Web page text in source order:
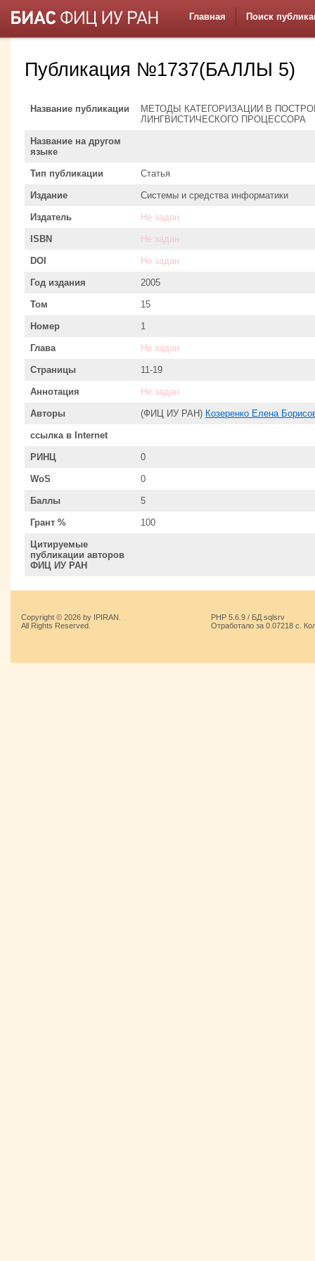
Главная Поиск
Публикация №1737(БАЛЛЫ 5)
Название публикации
МЕТОДЫ КАТЕГОРИЗАЦИИ В
ЛИНГВИСТИЧЕСКОГО ПРОЦЕССОРА
Название на другом
языке
Тип публикации Статья
Издание Системы и средства информатики
Издатель Не задан
ISBN Не задан
DOI Не задан
Год издания 2005
Том 15
Номер 1
Глава Не задан
Страницы 11-19
Аннотация Не задан
Авторы (ФИЦ ИУ РАН) Козеренко Елена
ссылка в Internet
РИНЦ 0
WoS 0
Баллы 5
Грант % 100
Цитируемые
публикации авторов
ФИЦ ИУ РАН
Copyright © 2026 by IPIRAN.
All Rights Reserved.
PHP 5.6.9 / БД sqlsrv
Отработало за 0.07218 с.